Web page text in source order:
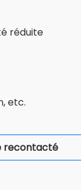
réduite
etc.
recontacté